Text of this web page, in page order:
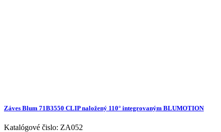
Záves Blum 71B3550 CLIP naložený 110° integrovaným BLUMOTION
Katalógové čislo: ZA052